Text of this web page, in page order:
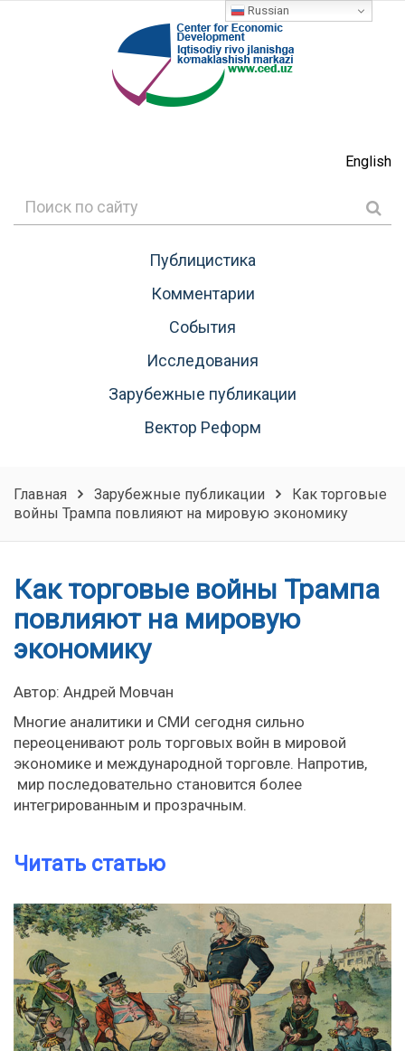
English
Публицистика
Комментарии
События
Исследования
Зарубежные публикации
Вектор Реформ
Главная Зарубежные публикации
Как торговые
войны Трампа повлияют на мировую экономику
Как торговые войны Трампа
повлияют на мировую
экономику
Автор: Андрей Мовчан
Многие аналитики и СМИ сегодня сильно
переоценивают роль торговых войн в мировой
экономике и международной торговле. Напротив,
мир последовательно становится более
интегрированным и прозрачным.
Читать статью
Russian